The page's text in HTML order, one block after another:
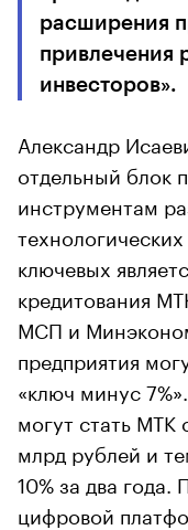
расширения
привлечения
инвесторов».
Александр
отдельный блок
инструментам
ключевых
кредитования
МСП и
предприятия
«ключ минус
могут стать МТК
млрд рублей и
10% за два года.
цифровой